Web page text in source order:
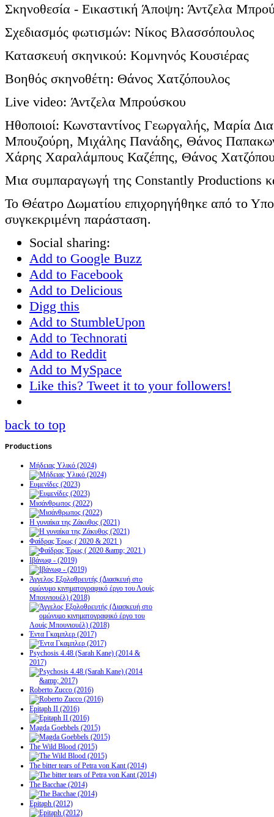
Σκηνοθεσία - Εικαστική Άποψη: Άντζελα
Σχεδιασμός φωτισμών: Νίκος Βλασσόπουλος
Κατασκευή σκηνικού: Κομνηνός Κουσιέρας
Bοηθός σκηνοθέτη: Θάνος Χατζόπουλος
Live video: Άντζελα Μπρούσκου
Ηθοποιοί: Κωνσταντίνος Γεωργαλής, Μαρία
Μπουζούρη, Μιχάλης Πανάδης, Θάνος
Χάρης Χαραλάμπους Καζέπης, Θάνος
Μια συμπαραγωγή της Constantly Productions
Το Θέατρο Δωματίου επιχορηγήθηκε από το
συγκεκριμένη παράσταση.
Social sharing:
Add to Google Buzz
Add to Facebook
Add to Delicious
Digg this
Add to StumbleUpon
Add to Technorati
Add to Reddit
Add to MySpace
Like this? Tweet it to your followers!
back to top
Productions
Μήδειας Υλικό (2024)
Ευμενίδες (2023)
Μισάνθρωπος (2022)
Η γυναίκα της Ζάκυθος (2021)
Φαίδρας Έρως ( 2020 & 2021 )
Ιβάνωφ - (2019)
Άγγελος Εξολοθρευτής (Διασκευή στο
ομώνυμο κινηματογραφικό έργο του Λουίς
Μπουνιουέλ) (2018)
Έντα Γκαμπλερ (2017)
Psychosis 4.48 (Sarah Kane) (2014 &
2017)
Roberto Zucco (2016)
Epitaph II (2016)
Magda Goebbels (2015)
The Wild Blood (2015)
The bitter tears of Petra von Kant (2014)
The Bacchae (2014)
Epitaph (2012)